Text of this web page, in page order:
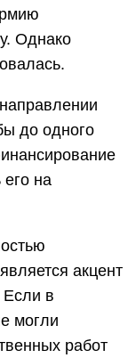
Однако
до одного
на
акцент
Если в
могли
работ